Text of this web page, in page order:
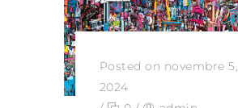
Posted on novembre 5,
2024